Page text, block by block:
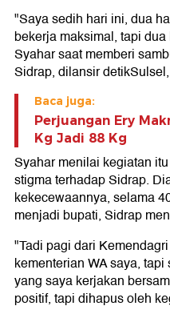
"Saya sedih hari ini, dua
bekerja maksimal, tapi
Syahar saat memberi
Sidrap, dilansir
Baca juga:
Perjuangan Ery
Kg Jadi 88 Kg
Syahar menilai kegiatan
stigma terhadap Sidrap.
kekecewaannya, selama
menjadi bupati, Sidrap
"Tadi pagi dari
kementerian WA saya,
yang saya kerjakan
positif, tapi dihapus oleh